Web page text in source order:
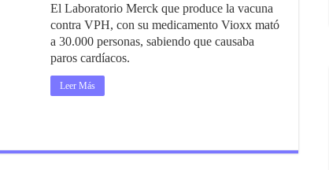
El Laboratorio Merck que produce la vacuna
contra VPH, con su medicamento Vioxx mató
a 30.000 personas, sabiendo que causaba
paros cardíacos.
Leer Más